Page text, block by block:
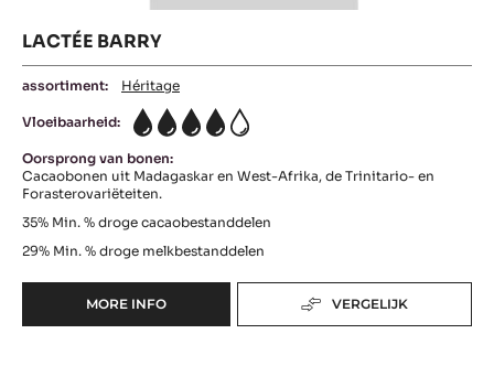
LACTÉE BARRY
assortiment: Héritage
Vloeibaarheid:
4
Oorsprong van bonen:
Cacaobonen uit Madagaskar en West-Afrika, de Trinitario- en
Forasterovariëteiten.
35% Min. % droge cacaobestanddelen
29% Min. % droge melkbestanddelen
MORE INFO
-
VERGELIJK